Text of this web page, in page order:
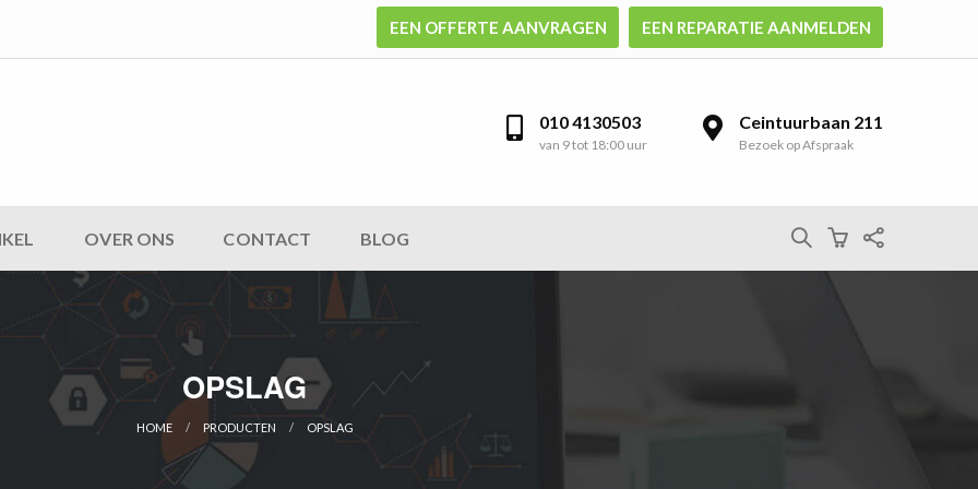
EEN OFFERTE AANVRAGEN EEN REPARATIE AANMELDEN
010 4130503
van 9 tot 18:00 uur
Ceintuurbaan 211
Bezoek op Afspraak
OVER ONS CONTACT BLOG
OPSLAG
HOME PRODUCTEN CURRENT:
OPSLAG